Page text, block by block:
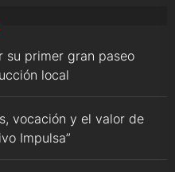
su primer gran paseo
local
vocación y el valor de
Impulsa”